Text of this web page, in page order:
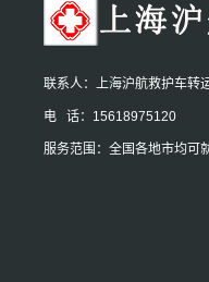
联系人：上海沪航救护车转
电 话：15618975120
服务范围：全国各地市均可